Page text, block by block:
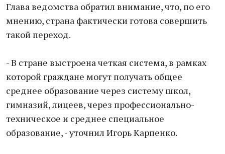
Глава ведомства обратил внимание, что, по его
мнению, страна фактически готова совершить
такой переход.
- В стране выстроена четкая система, в рамках
которой граждане могут получать общее
среднее образование через систему школ,
гимназий, лицеев, через профессионально-
техническое и среднее специальное
образование, - уточнил Игорь Карпенко.